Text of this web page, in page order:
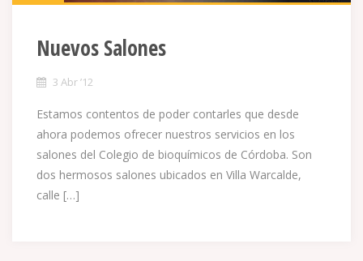
Nuevos Salones
3 Abr ’12
Estamos contentos de poder contarles que desde
ahora podemos ofrecer nuestros servicios en los
salones del Colegio de bioquímicos de Córdoba. Son
dos hermosos salones ubicados en Villa Warcalde,
calle […]